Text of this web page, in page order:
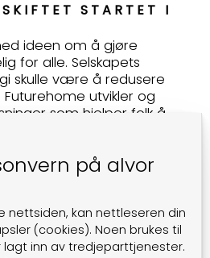
STARTET I
ideen om å gjøre
for alle. Selskapets
skulle være å redusere
utvikler og
som hjelper folk å
opptil 25% på
og jevner ut
i løpet av
på alvor
nettsiden, kan nettleseren din
(cookies). Noen brukes til
lagt inn av tredjeparttjenester.